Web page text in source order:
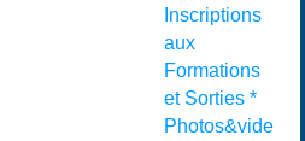
Inscriptions
aux
Formations
et Sorties *
Photos&vide